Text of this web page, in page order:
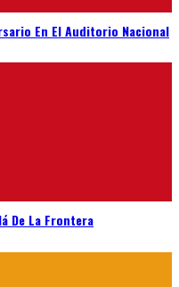
En El Auditorio Nacional
De La Frontera